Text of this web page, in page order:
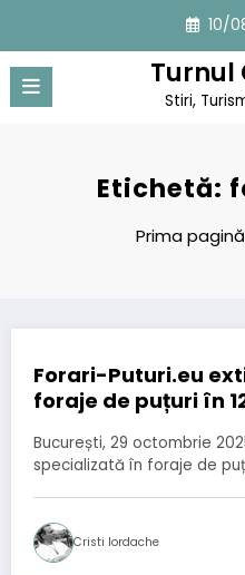
conținut
10/
Turnul
Stiri,
Etichetă:
Prima pagină
Forari-Puturi.eu
foraje de puțuri în
lei/metru
București, 29 octombrie
specializată în foraje de
Cristi Iordache